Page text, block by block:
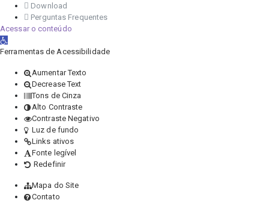
Download
Perguntas Frequentes
Acessar o conteúdo
Abrir a barra de ferramentas
Ferramentas de Acessibilidade
Aumentar Texto
Decrease Text
Tons de Cinza
Alto Contraste
Contraste Negativo
Luz de fundo
Links ativos
Fonte legível
Redefinir
Mapa do Site
Contato